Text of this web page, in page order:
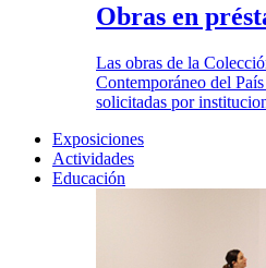
Obras en
Las obras de la
Contemporáneo del
solicitadas por
Exposiciones
Actividades
Educación